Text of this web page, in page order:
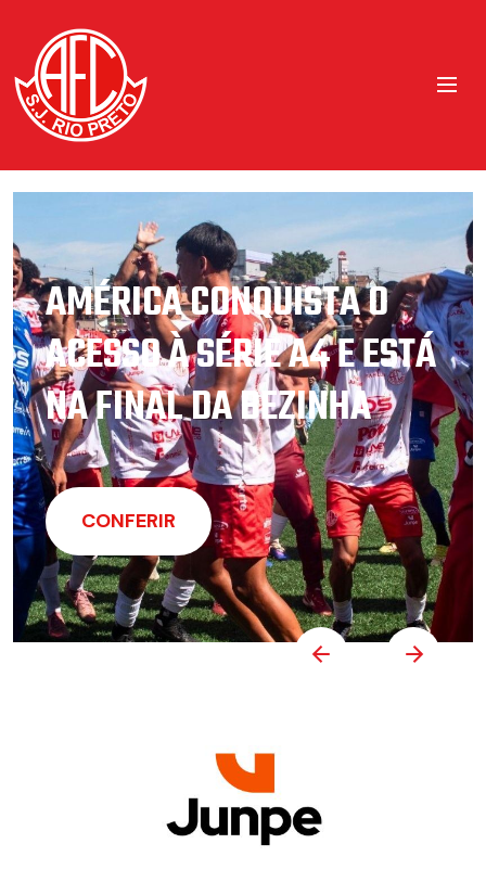
EM DUELO REGIONAL,
AMÉRICA VENCE
MIRASSOL NO PAULISTA
SUB-20 SÉRIE A
CONFERIR